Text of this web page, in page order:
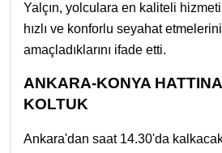
Yalçın, yolculara en kaliteli
hızlı ve konforlu seyahat
amaçladıklarını ifade etti.
ANKARA-KONYA
KOLTUK
Ankara'dan saat 14.30'da